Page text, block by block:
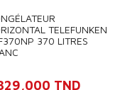
TELEFUNKEN
370 LITRES
TND